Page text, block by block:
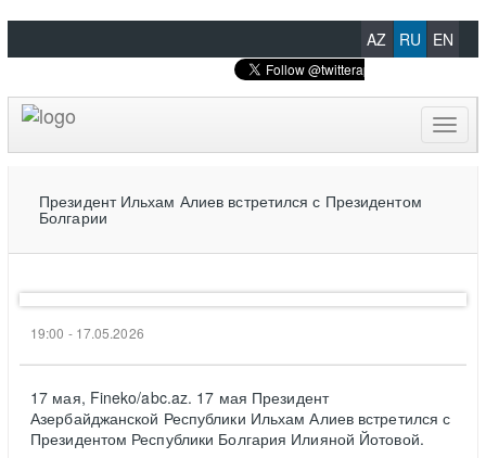
AZ RU EN
Президент Ильхам Алиев встретился с Президентом
Болгарии
19:00 - 17.05.2026
17 мая, Fineko/abc.az. 17 мая Президент
Азербайджанской Республики Ильхам Алиев встретился с
Президентом Республики Болгария Илияной Йотовой.